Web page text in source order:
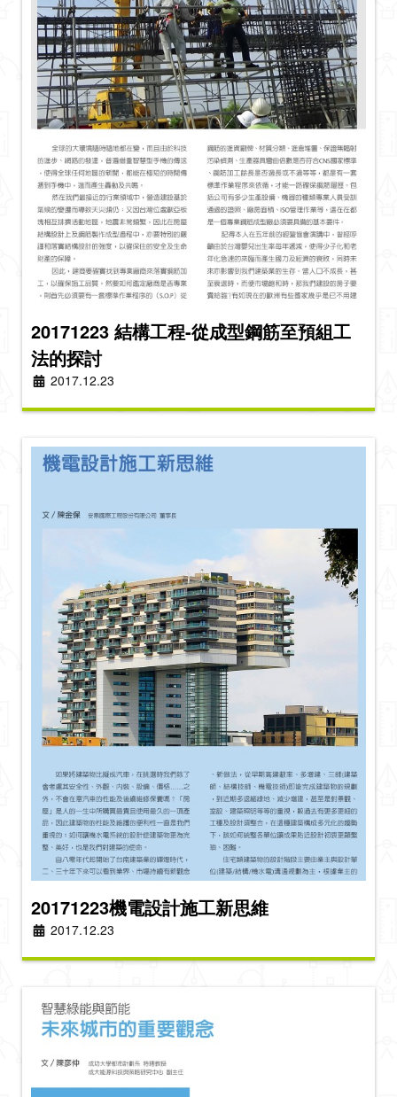
20171223 結構工程-從成型鋼筋至預組工
法的探討
2017.12.23
20171223機電設計施工新思維
2017.12.23